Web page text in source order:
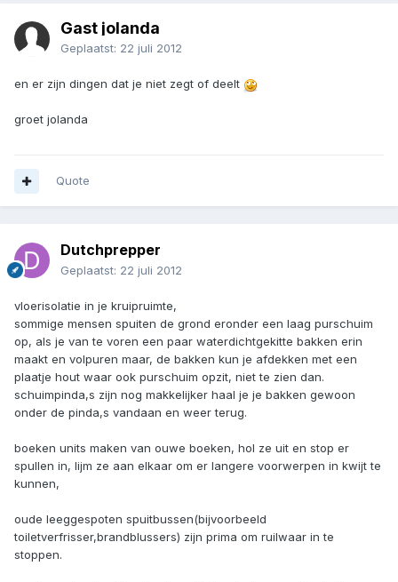
Gast jolanda
Geplaatst: 22 juli 2012
en er zijn dingen dat je niet zegt of deelt
groet jolanda
Quote
Dutchprepper
Geplaatst: 22 juli 2012
vloerisolatie in je kruipruimte,
sommige mensen spuiten de grond eronder een laag purschuim
op, als je van te voren een paar waterdichtgekitte bakken erin
maakt en volpuren maar, de bakken kun je afdekken met een
plaatje hout waar ook purschuim opzit, niet te zien dan.
schuimpinda,s zijn nog makkelijker haal je je bakken gewoon
onder de pinda,s vandaan en weer terug.
boeken units maken van ouwe boeken, hol ze uit en stop er
spullen in, lijm ze aan elkaar om er langere voorwerpen in kwijt te
kunnen,
oude leeggespoten spuitbussen(bijvoorbeeld
toiletverfrisser,brandblussers) zijn prima om ruilwaar in te
stoppen.